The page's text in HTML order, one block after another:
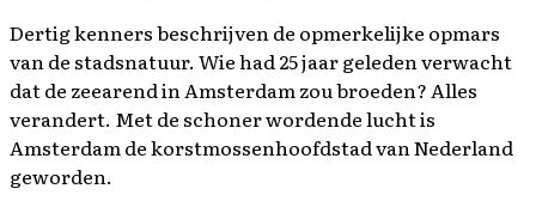
Dertig kenners beschrijven de opmerkelijke opmars
van de stadsnatuur. Wie had 25 jaar geleden verwacht
dat de zeearend in Amsterdam zou broeden? Alles
verandert. Met de schoner wordende lucht is
Amsterdam de korstmossenhoofdstad van Nederland
geworden.